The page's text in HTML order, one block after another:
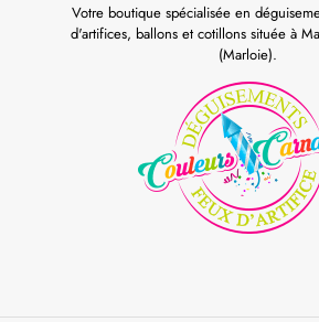
Votre boutique spécialisée en
d'artifices, ballons et cotillons située à
(Marloie).